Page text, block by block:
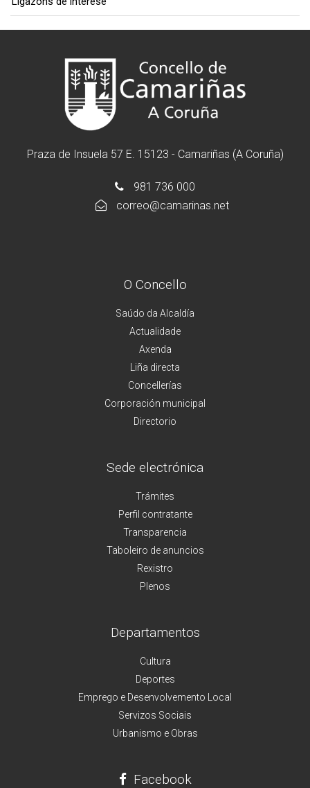
Praza de Insuela 57 E. 15123 - Camariñas (A Coruña)
981 736 000
correo@camarinas.net
O Concello
Saúdo da Alcaldía
Actualidade
Axenda
Liña directa
Concellerías
Corporación municipal
Directorio
Sede electrónica
Trámites
Perfil contratante
Transparencia
Taboleiro de anuncios
Rexistro
Plenos
Departamentos
Cultura
Deportes
Emprego e Desenvolvemento Local
Servizos Sociais
Urbanismo e Obras
Facebook